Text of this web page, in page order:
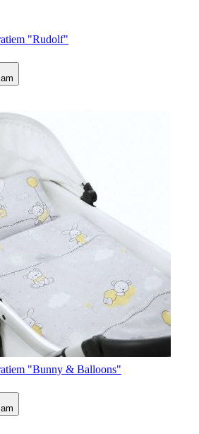
"Rudolf"
"Bunny & Balloons"